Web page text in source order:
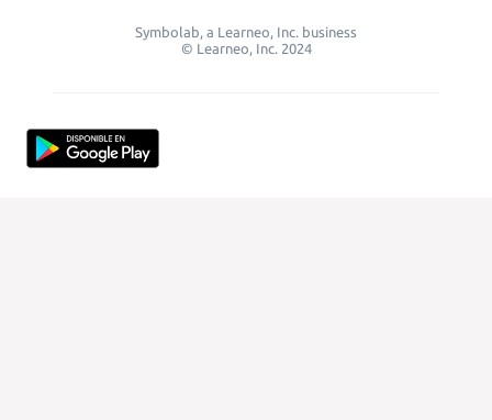
Symbolab, a Learneo, Inc. business
© Learneo, Inc. 2024